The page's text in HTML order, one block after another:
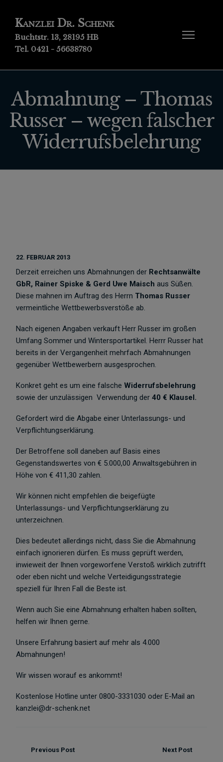
Kanzlei Dr. Schenk
Buchtstr. 13, 28195 HB
Tel. 0421 - 56638780
Abmahnung – Thomas
Russer – wegen falscher
Widerrufsbelehrung
22. FEBRUAR 2013
Derzeit erreichen uns Abmahnungen der Rechtsanwälte
GbR, Rainer Spiske & Gerd Uwe Maisch aus Süßen.
Diese mahnen im Auftrag des Herrn Thomas Russer
vermeintliche Wettbewerbsverstöße ab.
Nach eigenen Angaben verkauft Herr Russer im großen
Umfang Sommer und Wintersportartikel. Herrr Russer hat
bereits in der Vergangenheit mehrfach Abmahnungen
gegenüber Wettbewerbern ausgesprochen.
Konkret geht es um eine falscheWiderrufsbelehrung
sowie der unzulässigen Verwendung der40 € Klausel.
Gefordert wird die Abgabe einer Unterlassungs- und
Verpflichtungserklärung.
Der Betroffene soll daneben auf Basis eines
Gegenstandswertes von € 5.000,00 Anwaltsgebühren in
Höhe von € 411,30 zahlen.
Wir können nicht empfehlen die beigefügte
Unterlassungs- und Verpflichtungserklärung zu
unterzeichnen.
Dies bedeutet allerdings nicht, dass Sie die Abmahnung
einfach ignorieren dürfen. Es muss geprüft werden,
inwieweit der Ihnen vorgeworfene Verstoß wirklich zutrifft
oder eben nicht und welche Verteidigungsstrategie
speziell für Ihren Fall die Beste ist.
Wenn auch Sie eine Abmahnung erhalten haben sollten,
helfen wir Ihnen gerne.
Unsere Erfahrung basiert auf mehr als 4.000
Abmahnungen!
Wir wissen worauf es ankommt!
Kostenlose Hotline unter 0800-3331030 oder E-Mail an
kanzlei@dr-schenk.net
Previous Post Next Post